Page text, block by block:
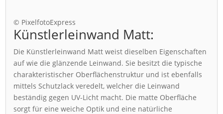
© PixelfotoExpress
Künstlerleinwand Matt:
Die Künstlerleinwand Matt weist dieselben Eigenschaften
auf wie die glänzende Leinwand. Sie besitzt die typische
charakteristischer Oberflächenstruktur und ist ebenfalls
mittels Schutzlack veredelt, welcher die Leinwand
beständig gegen UV-Licht macht. Die matte Oberfläche
sorgt für eine weiche Optik und eine natürliche